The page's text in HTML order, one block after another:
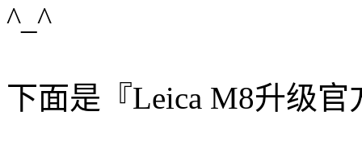
^_^
下面是『Leica M8升级